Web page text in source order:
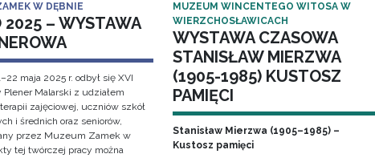
W DĘBNIE
2025 – WYSTAWA
maja 2025 r. odbył się XVI
Plener Malarski z udziałem
zajęciowej, uczniów szkół
i średnich oraz seniorów,
przez Muzeum Zamek w
tej twórczej pracy można
MUZEUM WINCENTEGO WITOSA W
WIERZCHOSŁAWICACH
WYSTAWA CZASOWA
STANISŁAW MIERZWA
(1905-1985) KUSTOSZ
PAMIĘCI
Stanisław Mierzwa (1905–1985) –
Kustosz pamięci